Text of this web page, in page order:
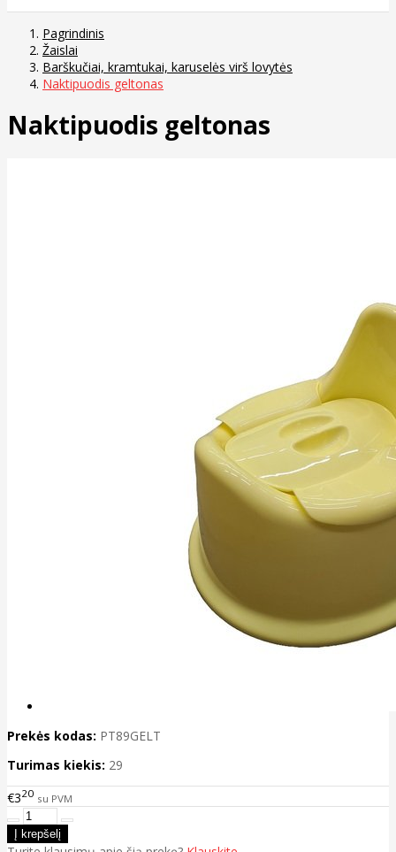
Pagrindinis
Žaislai
Barškučiai, kramtukai, karuselės virš lovytės
Naktipuodis geltonas
Naktipuodis geltonas
Prekės kodas: PT89GELT
Turimas kiekis: 29
€320 su PVM